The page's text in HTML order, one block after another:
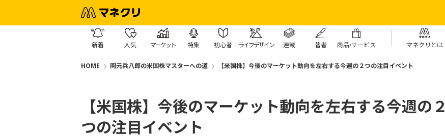
新着 人気 マーケット 特集 初心者 ライフデザイン 連載 著者 商品・サービス マネクリとは
HOME 岡元兵八郎の米国株マスターへの道 【米国株】今後のマーケット動向を左右する今週の２つの注目イベント
【米国株】今後のマーケット動向を左右する今週の２
つの注目イベント